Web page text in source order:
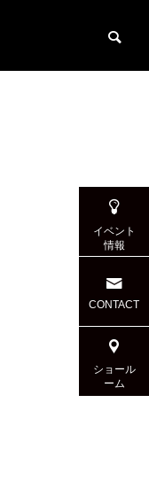
イベント
情報
CONTACT
ショール
ーム